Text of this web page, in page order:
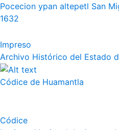
Pocecion ypan altepetl San
1632
Impreso
Archivo Histórico del Estado
Códice de Huamantla
Códice